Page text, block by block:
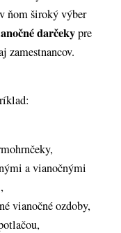
ňom široký výber
darčekypre
zamestnancov.
a vianočnými
vianočné ozdoby,